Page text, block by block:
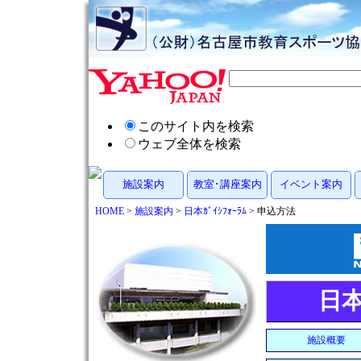
このサイト内を検索
ウェブ全体を検索
施設案内 教室･講座案内 イベント案内
HOME > 施設案内 > 日本ｶﾞｲｼﾌｫｰﾗﾑ > 申込方法
日
施設概要